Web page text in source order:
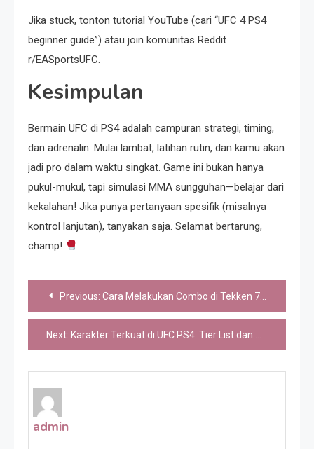
Jika stuck, tonton tutorial YouTube (cari “UFC 4 PS4
beginner guide”) atau join komunitas Reddit
r/EASportsUFC.
Kesimpulan
Bermain UFC di PS4 adalah campuran strategi, timing,
dan adrenalin. Mulai lambat, latihan rutin, dan kamu akan
jadi pro dalam waktu singkat. Game ini bukan hanya
pukul-mukul, tapi simulasi MMA sungguhan—belajar dari
kekalahan! Jika punya pertanyaan spesifik (misalnya
kontrol lanjutan), tanyakan saja. Selamat bertarung,
champ!
Post
navigation
Previous: Cara Melakukan Combo di Tekken 7: Panduan Lengkap untuk Pemula
Next: Karakter Terkuat di UFC PS4: Tier List dan Analisis untuk UFC 4
admin